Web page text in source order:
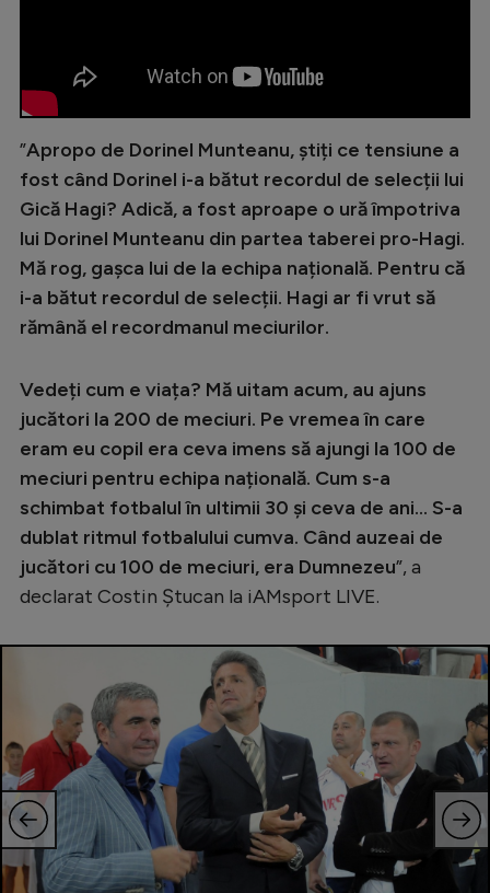
”Apropo de Dorinel Munteanu, știți ce tensiune a
fost când Dorinel i-a bătut recordul de selecții lui
Gică Hagi? Adică, a fost aproape o ură împotriva
lui Dorinel Munteanu din partea taberei pro-Hagi.
Mă rog, gașca lui de la echipa națională. Pentru că
i-a bătut recordul de selecții. Hagi ar fi vrut să
rămână el recordmanul meciurilor.
Vedeți cum e viața? Mă uitam acum, au ajuns
jucători la 200 de meciuri. Pe vremea în care
eram eu copil era ceva imens să ajungi la 100 de
meciuri pentru echipa națională. Cum s-a
schimbat fotbalul în ultimii 30 și ceva de ani... S-a
dublat ritmul fotbalului cumva. Când auzeai de
jucători cu 100 de meciuri, era Dumnezeu”, a
declarat Costin Ștucan la iAMsport LIVE.